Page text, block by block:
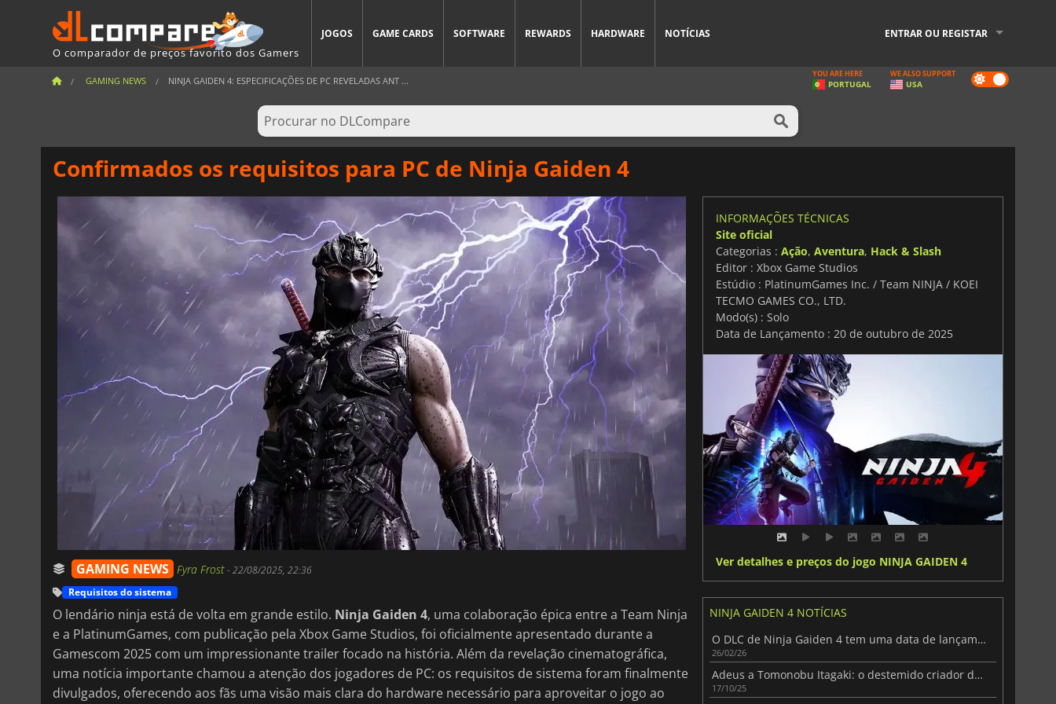
O comparador de preços favorito dos Gamers
JOGOS GAME CARDS SOFTWARE REWARDS HARDWARE NOTÍCIAS ENTRAR OU REGISTAR
GAMING NEWS NINJA GAIDEN 4: ESPECIFICAÇÕES DE PC REVELADAS ANT ... Dark
mode
YOU ARE HERE
PORTUGAL
WE ALSO SUPPORT
USA
Confirmados os requisitos para PC de Ninja Gaiden 4
GAMING NEWS Fyra Frost-22/08/2025, 22:36
Requisitos do sistema
O lendário ninja está de volta em grande estilo. Ninja Gaiden 4, uma colaboração épica entre a Team Ninja
e a PlatinumGames, com publicação pela Xbox Game Studios, foi oficialmente apresentado durante a
Gamescom 2025 com um impressionante trailer focado na história. Além da revelação cinematográfica,
uma notícia importante chamou a atenção dos jogadores de PC: os requisitos de sistema foram finalmente
divulgados, oferecendo aos fãs uma visão mais clara do hardware necessário para aproveitar o jogo ao
INFORMAÇÕES TÉCNICAS
Site oficial
Categorias : Ação, Aventura, Hack & Slash
Editor : Xbox Game Studios
Estúdio : PlatinumGames Inc. / Team NINJA / KOEI
TECMO GAMES CO., LTD.
Modo(s) : Solo
Data de Lançamento : 20 de outubro de 2025
Ver detalhes e preços do jogo NINJA GAIDEN 4
NINJA GAIDEN 4 NOTÍCIAS
O DLC de Ninja Gaiden 4 tem uma data de lançamento
26/02/26
Adeus a Tomonobu Itagaki: o destemido criador de Ninja Gaiden
17/10/25